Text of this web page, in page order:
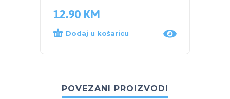
12.90 KM
Dodaj u košaricu
POVEZANI PROIZVODI